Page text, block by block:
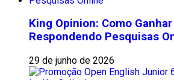
King Opinion: Como
Respondendo Pesquisas
29 de junho de 2026